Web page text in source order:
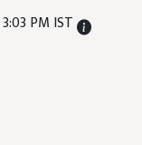
PM IST